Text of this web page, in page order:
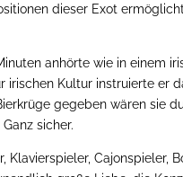
dieser Exot
anhörte wie in einem
irischen Kultur instruierte er
gegeben wären sie
sicher.
Klavierspieler, Cajonspieler,